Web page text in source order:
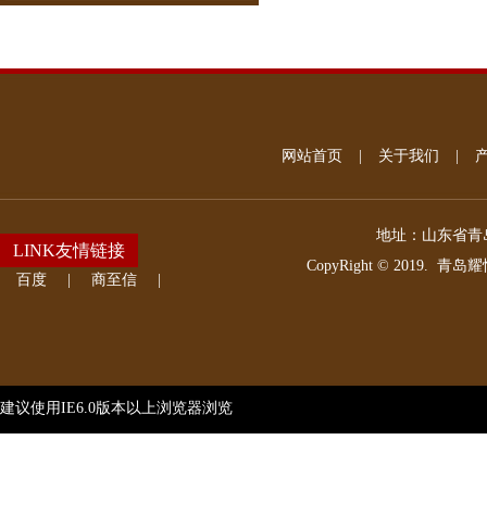
网站首页 关于我们
LINK友情链接
百度 商至信
地址： 山东省青
CopyRight © 2019. 青岛耀
建议使用IE6.0版本以上浏览器浏览